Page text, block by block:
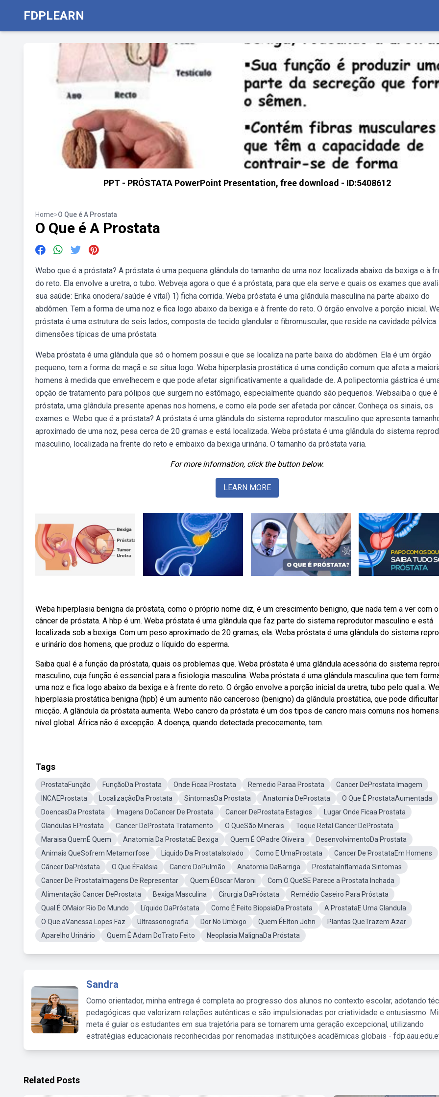
FDPLEARN
PPT - PRÓSTATA PowerPoint Presentation, free download - ID:5408612
Home>O Que é A Prostata
O Que é A Prostata
Webo que é a próstata? A próstata é uma pequena glândula do tamanho de uma noz localizada abaixo da bexiga e à
do reto. Ela envolve a uretra, o tubo. Webveja agora o que é a próstata, para que ela serve e quais os exames que
sua saúde: Erika onodera/saúde é vital) 1) ficha corrida. Weba próstata é uma glândula masculina na parte abaixo do
abdômen. Tem a forma de uma noz e fica logo abaixo da bexiga e à frente do reto. O órgão envolve a porção inicial.
próstata é uma estrutura de seis lados, composta de tecido glandular e fibromuscular, que reside na cavidade pélvica.
dimensões típicas de uma próstata.
Weba próstata é uma glândula que só o homem possui e que se localiza na parte baixa do abdômen. Ela é um órgão
pequeno, tem a forma de maçã e se situa logo. Weba hiperplasia prostática é uma condição comum que afeta a
homens à medida que envelhecem e que pode afetar significativamente a qualidade de. A polipectomia gástrica é
opção de tratamento para pólipos que surgem no estômago, especialmente quando são pequenos. Websaiba o que é
próstata, uma glândula presente apenas nos homens, e como ela pode ser afetada por câncer. Conheça os sinais, os
exames e. Webo que é a próstata? A próstata é uma glândula do sistema reprodutor masculino que apresenta
aproximado de uma noz, pesa cerca de 20 gramas e está localizada. Weba próstata é uma glândula do sistema
masculino, localizada na frente do reto e embaixo da bexiga urinária. O tamanho da próstata varia.
For more information, click the button below.
LEARN MORE
Weba hiperplasia benigna da próstata, como o próprio nome diz, é um crescimento benigno, que nada tem a ver com o
câncer de próstata. A hbp é um. Weba próstata é uma glândula que faz parte do sistema reprodutor masculino e está
localizada sob a bexiga. Com um peso aproximado de 20 gramas, ela. Weba próstata é uma glândula do sistema
e urinário dos homens, que produz o líquido do esperma.
Saiba qual é a função da próstata, quais os problemas que. Weba próstata é uma glândula acessória do sistema
masculino, cuja função é essencial para a fisiologia masculina. Weba próstata é uma glândula masculina que tem
uma noz e fica logo abaixo da bexiga e à frente do reto. O órgão envolve a porção inicial da uretra, tubo pelo qual a.
hiperplasia prostática benigna (hpb) é um aumento não canceroso (benigno) da glândula prostática, que pode
micção. A glândula da próstata aumenta. Webo cancro da próstata é um dos tipos de cancro mais comuns nos
nível global. África não é excepção. A doença, quando detectada precocemente, tem.
Tags
ProstataFunção FunçãoDa Prostata Onde Ficaa Prostata Remedio Paraa Prostata
Cancer DeProstata Imagem
INCAEProstata
LocalizaçãoDa Prostata SintomasDa Prostata Anatomia DeProstata
O Que É ProstataAumentada
DoencasDa Prostata
Imagens DoCancer De Prostata Cancer DeProstata Estagios
Lugar Onde Ficaa Prostata
Glandulas EProstata
Cancer DeProstata Tratamento O QueSão Minerais
Toque Retal Cancer DeProstata
Maraisa QuemÉ Quem
Anatomia Da ProstataE Bexiga Quem É OPadre Oliveira
DesenvolvimentoDa Prostata
Animais QueSofrem Metamorfose
Liquido Da ProstataIsolado Como E UmaProstata
Cancer De ProstataEm Homens
Câncer DaPróstata
O Que ÉFalésia Cancro DoPulmão Anatomia DaBarriga
ProstataInflamada Sintomas
Cancer De ProstataImagens De Representar
Quem ÉOscar Maroni
Com O QueSE Parece a Prostata Inchada
Alimentação Cancer DeProstata
Bexiga Masculina Cirurgia DaPróstata
Remédio Caseiro Para Próstata
Qual É OMaior Rio Do Mundo
Líquido DaPróstata Como É Feito BiopsiaDa Prostata
A ProstataE Uma Glandula
O Que aVanessa Lopes Faz
Ultrassonografia Dor No Umbigo Quem ÉElton John
Plantas QueTrazem Azar
Aparelho Urinário
Quem É Adam DoTrato Feito Neoplasia MalignaDa Próstata
Sandra
Como orientador, minha entrega é completa ao progresso dos alunos no contexto escolar, adotando
pedagógicas que valorizam relações autênticas e são impulsionadas por criatividade e entusiasmo.
meta é guiar os estudantes em sua trajetória para se tornarem uma geração excepcional, utilizando
estratégias educacionais reconhecidas por renomadas instituições acadêmicas globais -
Related Posts